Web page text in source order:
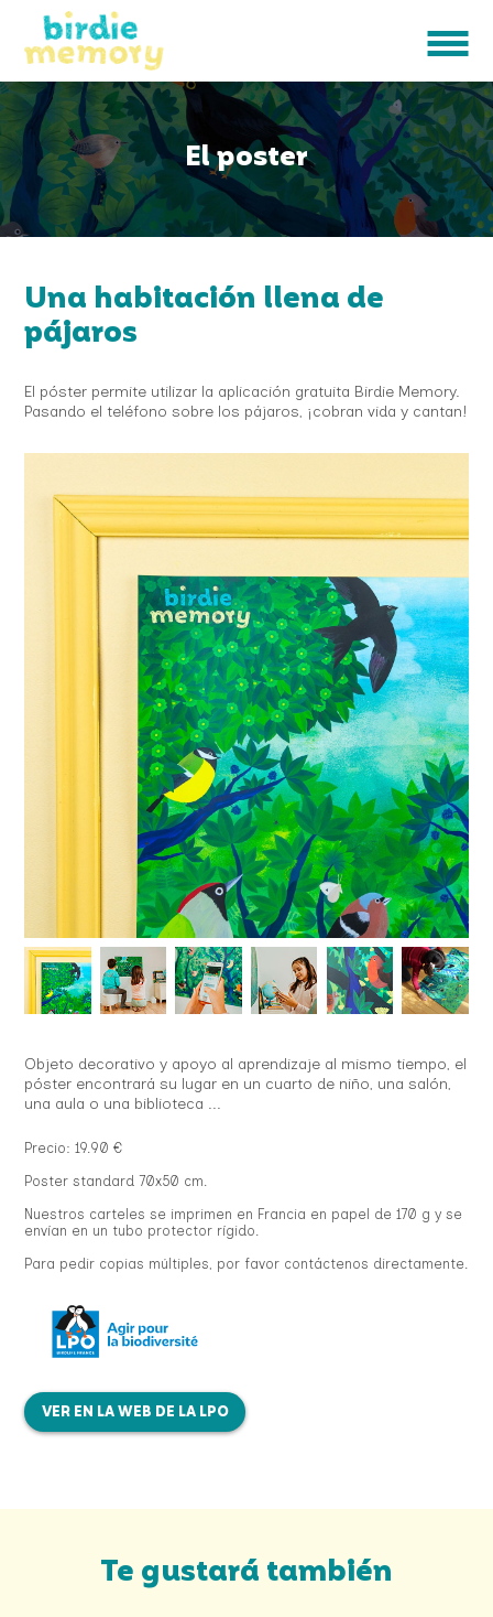
El poster
Una habitación llena de
pájaros
El póster permite utilizar la aplicación gratuita Birdie Memory.
Pasando el teléfono sobre los pájaros, ¡cobran vida y cantan!
Objeto decorativo y apoyo al aprendizaje al mismo tiempo, el
póster encontrará su lugar en un cuarto de niño, una salón,
una aula o una biblioteca ...
Precio: 19.90 €
Poster standard 70x50 cm.
Nuestros carteles se imprimen en Francia en papel de 170 g y se
envían en un tubo protector rígido.
Para pedir copias múltiples, por favor contáctenos directamente.
VER EN LA WEB DE LA LPO
Te gustará también